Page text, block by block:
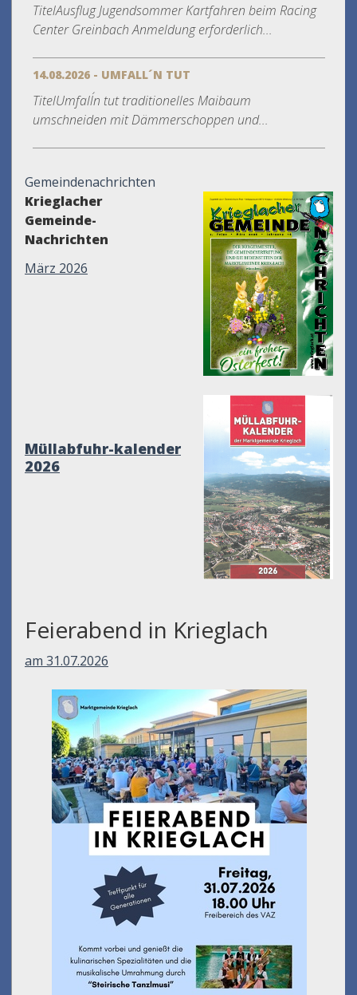
TitelAusflug Jugendsommer Kartfahren beim Racing
Center Greinbach Anmeldung erforderlich...
14.08.2026 - UMFALL´N TUT
TitelUmfall´n tut traditionelles Maibaum
umschneiden mit Dämmerschoppen und...
Gemeindenachrichten
Krieglacher
Gemeinde-
Nachrichten
März 2026
Müllabfuhr-kalender
2026
Feierabend in Krieglach
am 31.07.2026